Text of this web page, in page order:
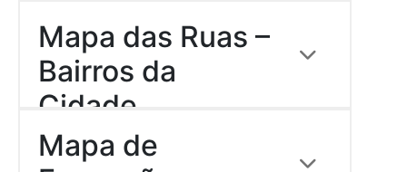
PGM
Download
Mapa das Ruas –
Bairros da
Cidade
Download
Mapa de